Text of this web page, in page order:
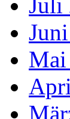
Juli